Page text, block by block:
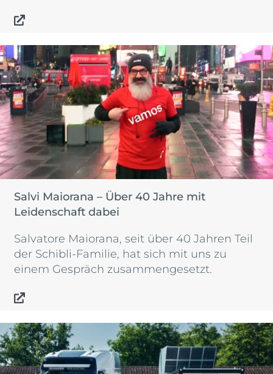
Salvi Maiorana – Über 40 Jahre mit
Leidenschaft dabei
Salvatore Maiorana, seit über 40 Jahren Teil
der Schibli-Familie, hat sich mit uns zu
einem Gespräch zusammengesetzt.